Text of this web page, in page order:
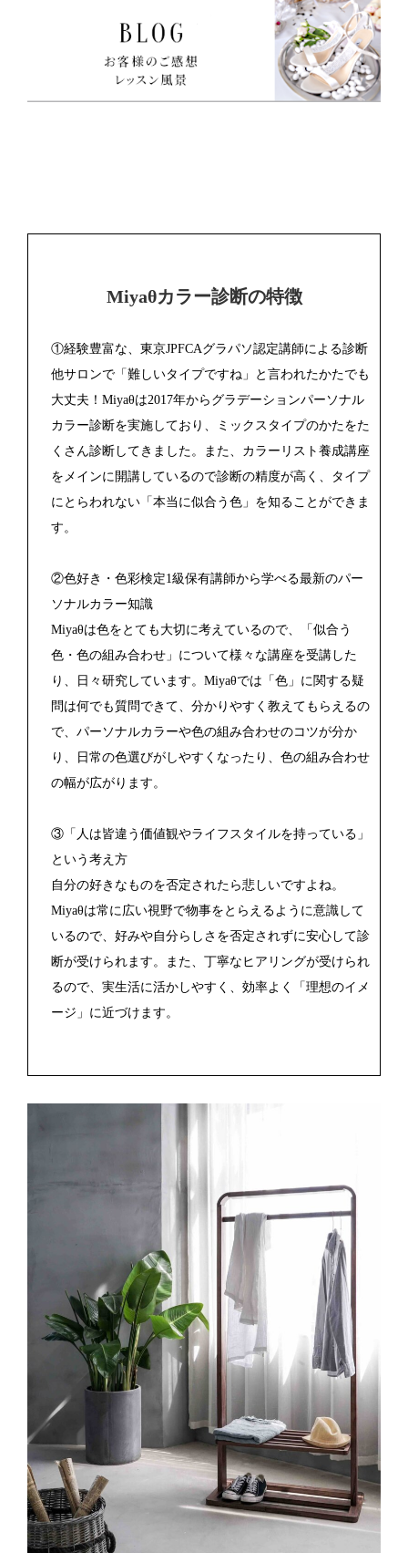
Miyaθカラー診断の特徴
①経験豊富な、東京JPFCAグラパソ認定講師による診断
他サロンで「難しいタイプですね」と言われたかたでも
大丈夫！Miyaθは2017年からグラデーションパーソナル
カラー診断を実施しており、ミックスタイプのかたをた
くさん診断してきました。また、カラーリスト養成講座
をメインに開講しているので診断の精度が高く、タイプ
にとらわれない「本当に似合う色」を知ることができま
す。
②色好き・色彩検定1級保有講師から学べる最新のパー
ソナルカラー知識
Miyaθは色をとても大切に考えているので、「似合う
色・色の組み合わせ」について様々な講座を受講した
り、日々研究しています。Miyaθでは「色」に関する疑
問は何でも質問できて、分かりやすく教えてもらえるの
で、パーソナルカラーや色の組み合わせのコツが分か
り、日常の色選びがしやすくなったり、色の組み合わせ
の幅が広がります。
③「人は皆違う価値観やライフスタイルを持っている」
という考え方
自分の好きなものを否定されたら悲しいですよね。
Miyaθは常に広い視野で物事をとらえるように意識して
いるので、好みや自分らしさを否定されずに安心して診
断が受けられます。また、丁寧なヒアリングが受けられ
るので、実生活に活かしやすく、効率よく「理想のイメ
ージ」に近づけます。